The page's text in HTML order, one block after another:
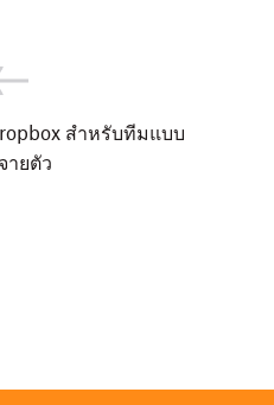
สำหรับทีมแบบ
ายตัว